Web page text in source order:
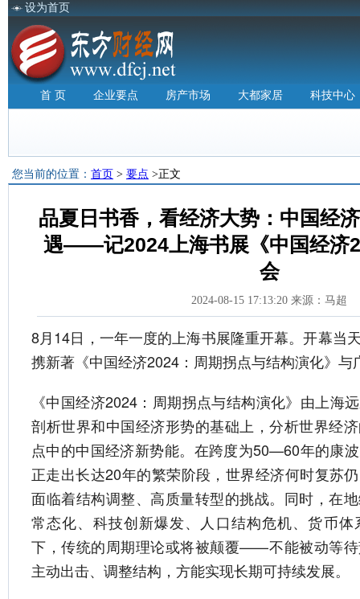
设为首页
首 页 企业要点 房产市场 大都家居 科技中心
您当前的位置： 首页 > 要点 >正文
品夏日书香，看经济大势：中国经
遇——记2024上海书展《中国经济
会
2024-08-15 17:13:20 来源：马超
8月14日，一年一度的上海书展隆重开幕。开幕当
携新著《中国经济2024：周期拐点与结构演化》与
《中国经济2024：周期拐点与结构演化》由上海
剖析世界和中国经济形势的基础上，分析世界经
点中的中国经济新势能。在跨度为50—60年的康
正走出长达20年的繁荣阶段，世界经济何时复苏
面临着结构调整、高质量转型的挑战。同时，在
常态化、科技创新爆发、人口结构危机、货币
下，传统的周期理论或将被颠覆——不能被动等
主动出击、调整结构，方能实现长期可持续发展。